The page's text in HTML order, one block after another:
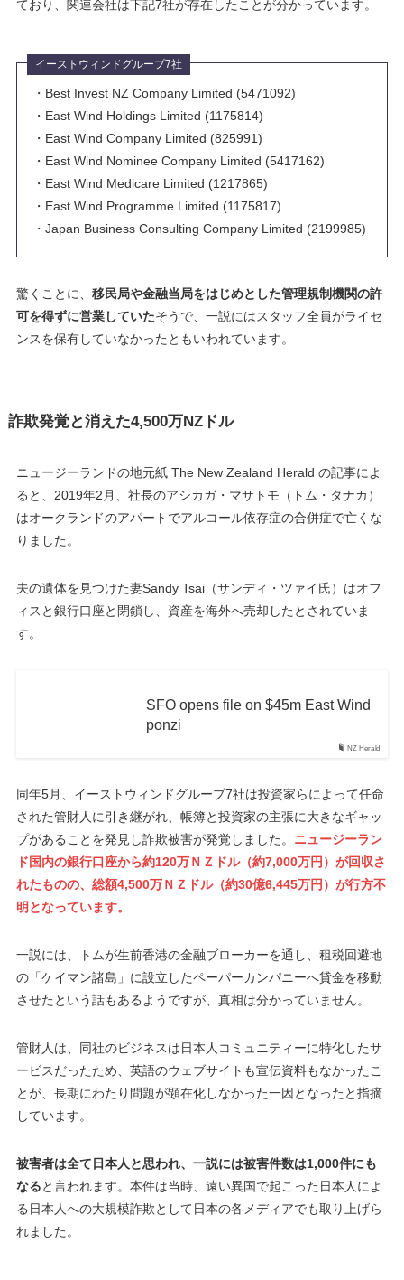
ており、関連会社は下記7社が存在したことが分かっています。
イーストウィンドグループ7社
・Best Invest NZ Company Limited (5471092)
・East Wind Holdings Limited (1175814)
・East Wind Company Limited (825991)
・East Wind Nominee Company Limited (5417162)
・East Wind Medicare Limited (1217865)
・East Wind Programme Limited (1175817)
・Japan Business Consulting Company Limited (2199985)
驚くことに、 移民局や金融当局をはじめとした管理規制機関の許
可を得ずに営業していたそうで、一説にはスタッフ全員がライセ
ンスを保有していなかったともいわれています。
詐欺発覚と消えた4,500万NZドル
ニュージーランドの地元紙 The New Zealand Herald の記事によ
ると、2019年2月、社長のアシカガ・マサトモ（トム・タナカ）
はオークランドのアパートでアルコール依存症の合併症で亡くな
りました。
夫の遺体を見つけた妻Sandy Tsai（サンディ・ツァイ氏）はオフ
ィスと銀行口座と閉鎖し、資産を海外へ売却したとされていま
す。
NZ Herald
SFO opens file on $45m East Wind
ponzi
同年5月、イーストウィンドグループ7社は投資家らによって任命
された管財人に引き継がれ、帳簿と投資家の主張に大きなギャッ
プがあることを発見し詐欺被害が発覚しました。 ニュージーラン
ド国内の銀行口座から約120万ＮＺドル（約7,000万円）が回収さ
れたものの、総額4,500万ＮＺドル（約30億6,445万円）が行方不
明となっています。
一説には、トムが生前香港の金融ブローカーを通し、租税回避地
の「ケイマン諸島」に設立したペーパーカンパニーへ貸金を移動
させたという話もあるようですが、真相は分かっていません。
管財人は、同社のビジネスは日本人コミュニティーに特化したサ
ービスだったため、英語のウェブサイトも宣伝資料もなかったこ
とが、長期にわたり問題が顕在化しなかった一因となったと指摘
しています。
被害者は全て日本人と思われ、一説には被害件数は1,000件にも
なると言われます。本件は当時、遠い異国で起こった日本人によ
る日本人への大規模詐欺として日本の各メディアでも取り上げら
れました。